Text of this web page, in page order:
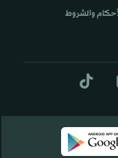
والشروط